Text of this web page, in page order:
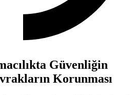
Güvenliğin
Korunması